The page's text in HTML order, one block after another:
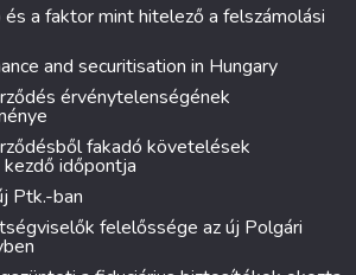
a faktor mint hitelező a felszámolási
and securitisation in Hungary
érvénytelenségének
fakadó követelések
időpontja
Ptk.-ban
felelőssége az új Polgári